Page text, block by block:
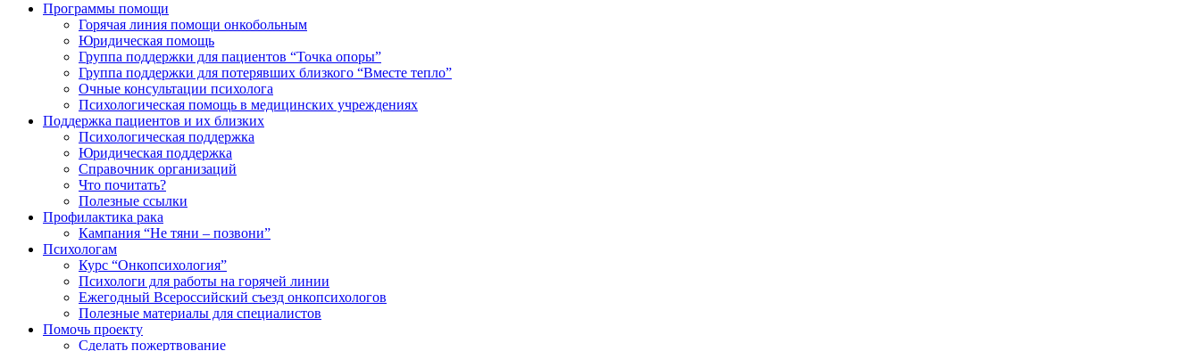
Программы помощи
Горячая линия помощи онкобольным
Юридическая помощь
Группа поддержки для пациентов “Точка опоры”
Группа поддержки для потерявших близкого “Вместе тепло”
Очные консультации психолога
Психологическая помощь в медицинских учреждениях
Поддержка пациентов и их близких
Психологическая поддержка
Юридическая поддержка
Справочник организаций
Что почитать?
Полезные ссылки
Профилактика рака
Кампания “Не тяни – позвони”
Психологам
Курс “Онкопсихология”
Психологи для работы на горячей линии
Ежегодный Всероссийский cъезд онкопсихологов
Полезные материалы для специалистов
Помочь проекту
Сделать пожертвование